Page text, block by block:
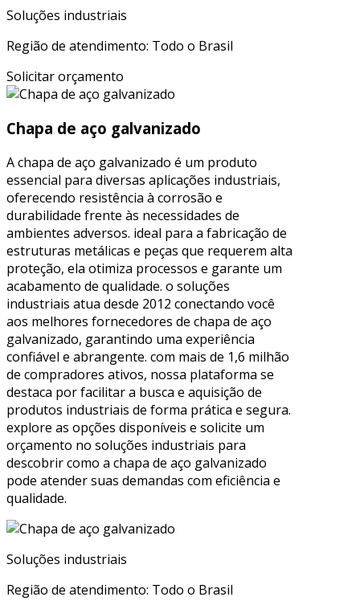
Soluções industriais
Região de atendimento: Todo o Brasil
Solicitar orçamento
Chapa de aço galvanizado
A chapa de aço galvanizado é um produto
essencial para diversas aplicações industriais,
oferecendo resistência à corrosão e
durabilidade frente às necessidades de
ambientes adversos. ideal para a fabricação de
estruturas metálicas e peças que requerem alta
proteção, ela otimiza processos e garante um
acabamento de qualidade. o soluções
industriais atua desde 2012 conectando você
aos melhores fornecedores de chapa de aço
galvanizado, garantindo uma experiência
confiável e abrangente. com mais de 1,6 milhão
de compradores ativos, nossa plataforma se
destaca por facilitar a busca e aquisição de
produtos industriais de forma prática e segura.
explore as opções disponíveis e solicite um
orçamento no soluções industriais para
descobrir como a chapa de aço galvanizado
pode atender suas demandas com eficiência e
qualidade.
Soluções industriais
Região de atendimento: Todo o Brasil